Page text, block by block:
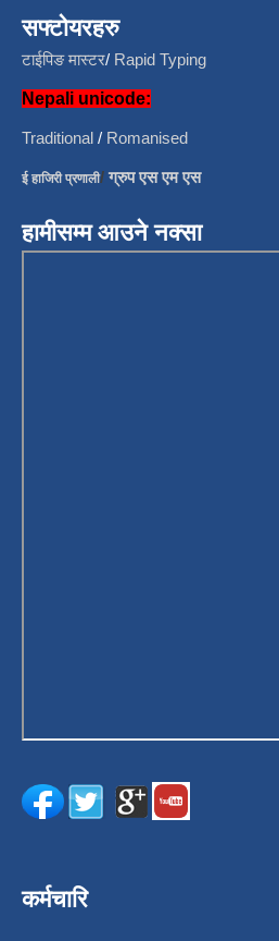
सफ्टोयरहरु
टाईपिङ मास्टर/ Rapid Typing
Nepali unicode:
Traditional / Romanised
ई हाजिरी प्रणाली/ग्रुप एस एम एस
हामीसम्म आउने नक्सा
कर्मचारि